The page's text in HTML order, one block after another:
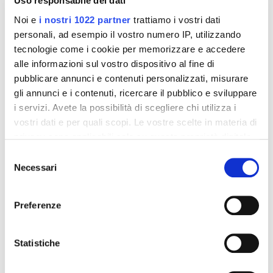
Noi e i nostri 1022 partner trattiamo i vostri dati
personali, ad esempio il vostro numero IP, utilizzando
tecnologie come i cookie per memorizzare e accedere
alle informazioni sul vostro dispositivo al fine di
pubblicare annunci e contenuti personalizzati, misurare
gli annunci e i contenuti, ricercare il pubblico e sviluppare
i servizi. Avete la possibilità di scegliere chi utilizza i
vostri dati e per quali scopi. Le vostre scelte in materia di
modificare o revocare il proprio consenso in qualsiasi
momento dalla Dichiarazione sui cookie o facendo clic
raccogliere informazioni sulla tua posizione
geografica, con un'approssimazione di qualche
delNecessari
Preferenze
Statistiche
Formato:
La crusca d'avena Dukan è disponibile in confezioni da
500 gr.
Dettagli del prodotto
About Dieta Dukan